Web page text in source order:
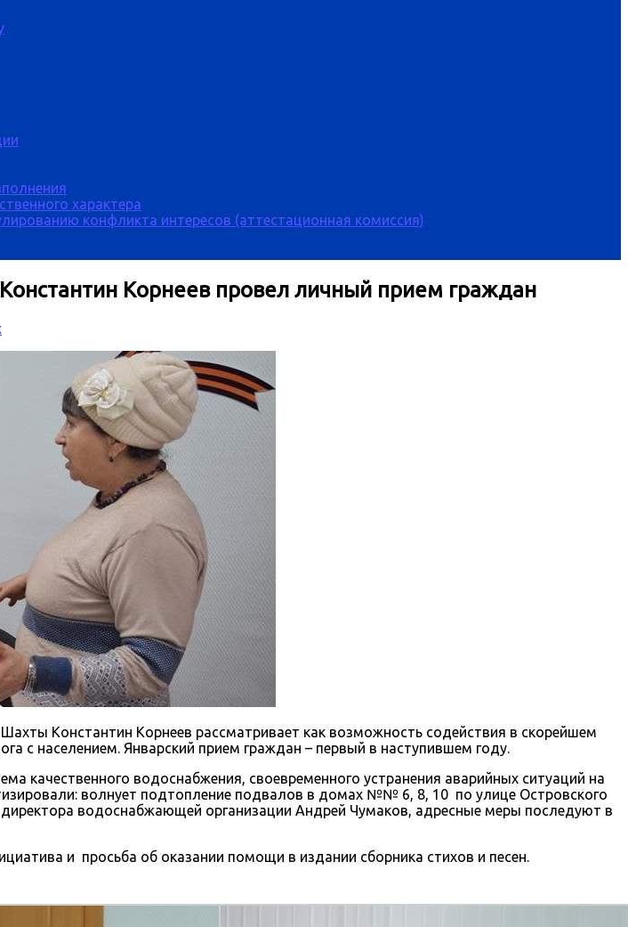
характера
конфликта интересов (аттестационная комиссия)
Корнеев провел личный прием граждан
Константин Корнеев рассматривает как возможность содействия в скорейшем
с населением. Январский прием граждан – первый в наступившем году.
качественного водоснабжения, своевременного устранения аварийных ситуаций на
волнует подтопление подвалов в домах №№ 6, 8, 10 по улице Островского
водоснабжающей организации Андрей Чумаков, адресные меры последуют в
и просьба об оказании помощи в издании сборника стихов и песен.